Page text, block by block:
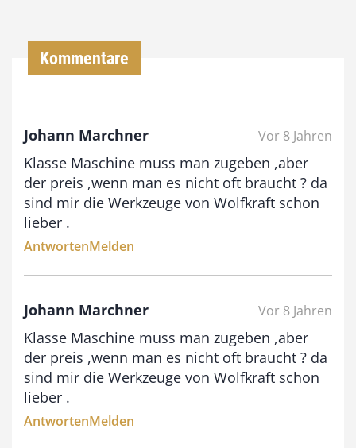
s
9
3
€
Kommentare
Johann Marchner Vor 8 Jahren
Klasse Maschine muss man zugeben ,aber
der preis ,wenn man es nicht oft braucht ? da
sind mir die Werkzeuge von Wolfkraft schon
lieber .
AntwortenMelden
Johann Marchner Vor 8 Jahren
Klasse Maschine muss man zugeben ,aber
der preis ,wenn man es nicht oft braucht ? da
sind mir die Werkzeuge von Wolfkraft schon
lieber .
AntwortenMelden